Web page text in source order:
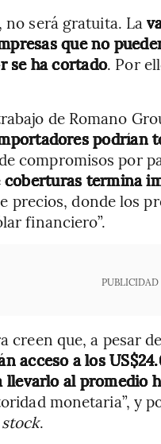
no será gratuita. La
que no
se ha cortado. Por
de Romano
podrían
compromisos por
coberturas termina
precios, donde los
financiero”.
PUBLICIDAD
creen que, a pesar
acceso a los
llevarlo al promedio
monetaria”, y
stock.